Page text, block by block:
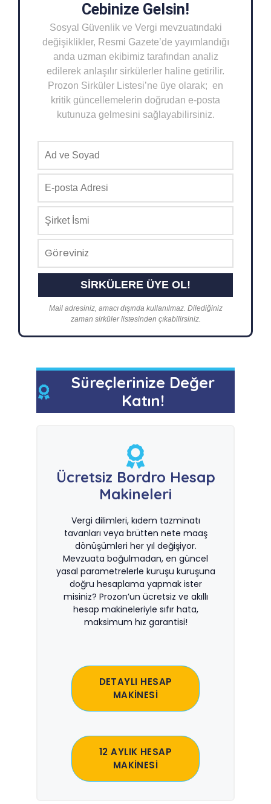
Cebinize Gelsin!
Sosyal Güvenlik ve Vergi mevzuatındaki
değişiklikler, Resmi Gazete’de yayımlandığı
anda uzman ekibimiz tarafından analiz
edilerek anlaşılır sirkülerler haline getirilir.
Prozon Sirküler Listesi’ne üye olarak; en
kritik güncellemelerin doğrudan e-posta
kutunuza gelmesini sağlayabilirsiniz.
Mail adresiniz, amacı dışında kullanılmaz. Dilediğiniz
zaman sirküler listesinden çıkabilirsiniz.
Süreçlerinize Değer
Katın!
Ücretsiz Bordro Hesap
Makineleri
Vergi dilimleri, kıdem tazminatı
tavanları veya brütten nete maaş
dönüşümleri her yıl değişiyor.
Mevzuata boğulmadan, en güncel
yasal parametrelerle kuruşu kuruşuna
doğru hesaplama yapmak ister
misiniz? Prozon’un ücretsiz ve akıllı
hesap makineleriyle sıfır hata,
maksimum hız garantisi!
DETAYLI HESAP
MAKİNESİ
12 AYLIK HESAP
MAKİNESİ